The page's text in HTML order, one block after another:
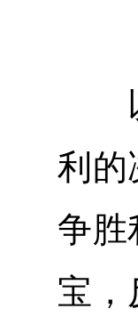
以
利的
争胜
宝，